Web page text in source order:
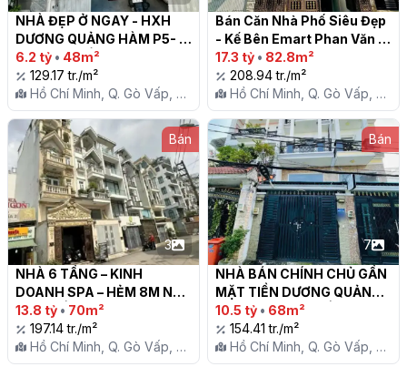
NHÀ ĐẸP Ở NGAY - HXH
DƯƠNG QUẢNG HÀM P5-
48M2 - 2 TẦNG -  CHỈ 6.2
TỶ TL
6.2 tỷ • 48m²
129.17 tr./m²
Hồ Chí Minh, Q. Gò Vấp, P.
5
Bán Căn Nhà Phố Siêu Đẹp
- Kế Bên Emart Phan Văn
Trị - kèm bộ ghế gỗ hiếm 1
tỷ - Phan Văn Trị, Phường
An Nhơn
17.3 tỷ • 82.8m²
208.94 tr./m²
Hồ Chí Minh, Q. Gò Vấp, P.
5
Bán
3
NHÀ 6 TẦNG – KINH
DOANH SPA – HẺM 8M NHƯ
MẶT TIỀN – DƯƠNG QUẢNG
HÀM, GÒ VẤP
13.8 tỷ • 70m²
197.14 tr./m²
Hồ Chí Minh, Q. Gò Vấp, P.
5
Bán
7
NHÀ BÁN CHÍNH CHỦ GẦN
MẶT TIỀN DƯƠNG QUẢNG
HÀM - P.5 - GÒ VẤP
10.5 tỷ • 68m²
154.41 tr./m²
Hồ Chí Minh, Q. Gò Vấp, P.
5